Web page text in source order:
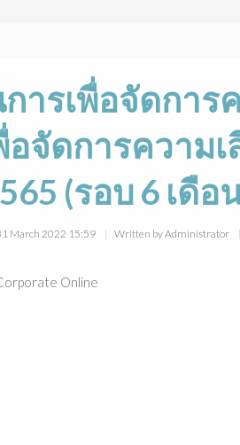
ารเพื่อจัดการ
จัดการความ
(รอบ 6 เดือ
March 2022 15:59 Written by Administrator
Online